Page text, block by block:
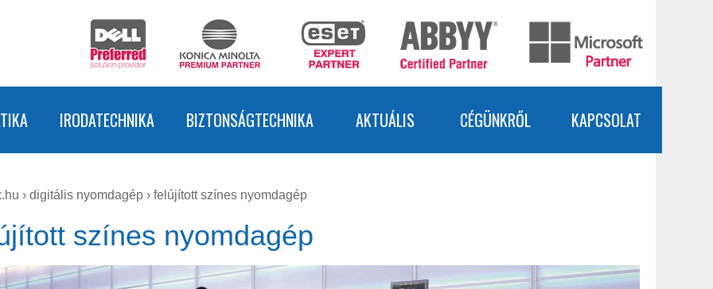
IRODATECHNIKA BIZTONSÁGTECHNIKA AKTUÁLIS CÉGÜNKRŐL KAPCSOLAT
› digitális nyomdagép › felújított színes nyomdagép
színes nyomdagép